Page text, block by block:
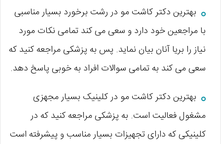
بهترین دکتر کاشت مو در رشت برخورد بسیار مناسبی
با مراجعین خود دارد و سعی می کند تمامی نکات مورد
نیاز را بریا آنان بیان نماید. پس به پزشکی مراجعه کنید که
سعی می ‌کند به تمامی سوالات افراد به خوبی پاسخ دهد.
بهترین دکتر کاشت مو در کلینیک بسیار مجهزی
مشغول فعالیت است. به پزشکی مراجعه کنید که در
کلینیکی که دارای تجهیزات بسیار مناسب و پیشرفته است